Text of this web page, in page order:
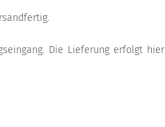
Die Lieferung erfolgt hier